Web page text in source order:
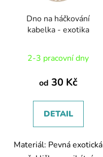
Dno na háčkování
kabelka - exotika
hodnocení
produktu
5,0
z
hvězdiček.
2-3 pracovní dny
od 30 Kč
DETAIL
Materiál: Pevná exotická